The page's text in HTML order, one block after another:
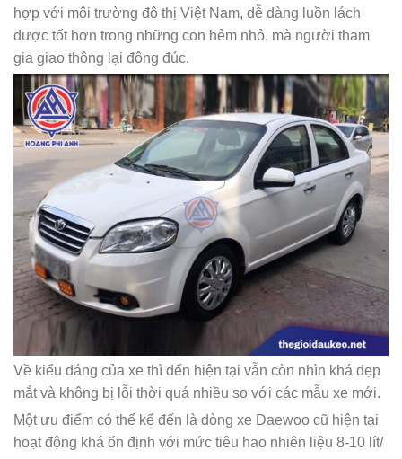
hợp với môi trường đô thị Việt Nam, dễ dàng luồn lách
được tốt hơn trong những con hẻm nhỏ, mà người tham
gia giao thông lại đông đúc.
Về kiểu dáng của xe thì đến hiện tại vẫn còn nhìn khá đẹp
mắt và không bị lỗi thời quá nhiều so với các mẫu xe mới.
Một ưu điểm có thể kể đến là dòng xe Daewoo cũ hiện tại
hoạt động khá ổn định với mức tiêu hao nhiên liệu 8-10 lít/